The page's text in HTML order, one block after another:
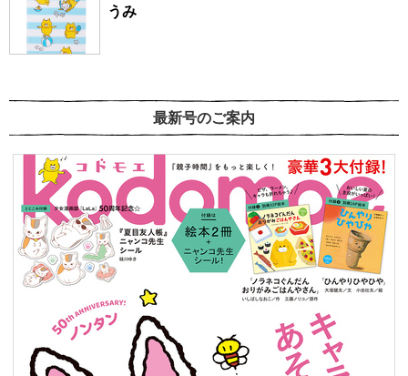
うみ
最新号のご案内